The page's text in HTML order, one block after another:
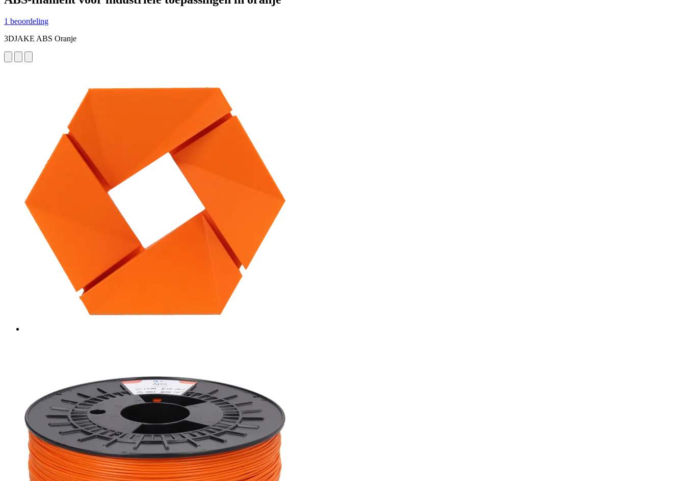
1 beoordeling
3DJAKE ABS Oranje